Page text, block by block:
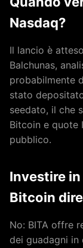
Nasdaq?
Il lancio è
Balchunas,
probabilmente
stato
seedato, il che
Bitcoin e quote
pubblico.
Investire in
Bitcoin
No: BITA offre
dei guadagni